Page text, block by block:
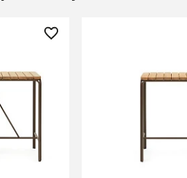
из
140 x 70
Salguer Барный